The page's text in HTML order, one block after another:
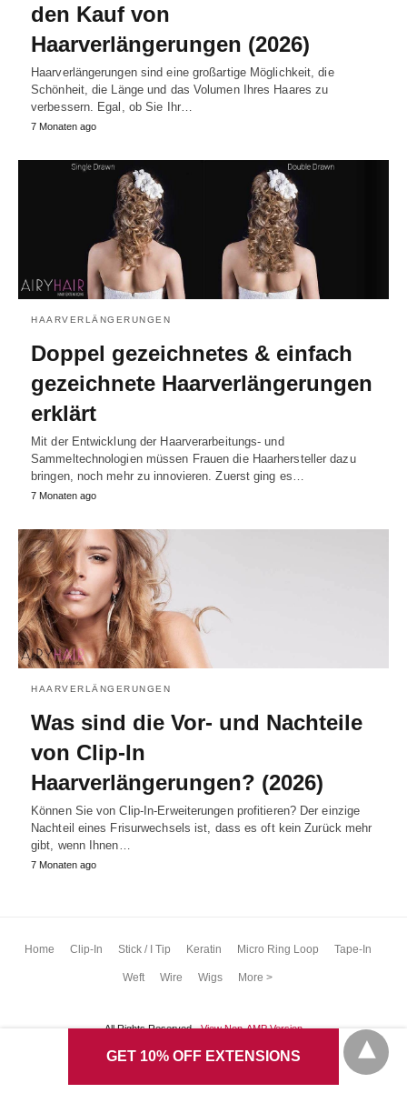
den Kauf von
Haarverlängerungen (2026)
Haarverlängerungen sind eine großartige Möglichkeit, die
Schönheit, die Länge und das Volumen Ihres Haares zu
verbessern. Egal, ob Sie Ihr…
7 Monaten ago
HAARVERLÄNGERUNGEN
Doppel gezeichnetes & einfach
gezeichnete Haarverlängerungen
erklärt
Mit der Entwicklung der Haarverarbeitungs- und
Sammeltechnologien müssen Frauen die Haarhersteller dazu
bringen, noch mehr zu innovieren. Zuerst ging es…
7 Monaten ago
HAARVERLÄNGERUNGEN
Was sind die Vor- und Nachteile
von Clip-In
Haarverlängerungen? (2026)
Können Sie von Clip-In-Erweiterungen profitieren? Der einzige
Nachteil eines Frisurwechsels ist, dass es oft kein Zurück mehr
gibt, wenn Ihnen…
7 Monaten ago
Home Clip-In Stick / I Tip Keratin Micro Ring Loop Tape-In
Weft Wire Wigs More >
All Rights Reserved View Non-AMP Version
GET 10% OFF EXTENSIONS